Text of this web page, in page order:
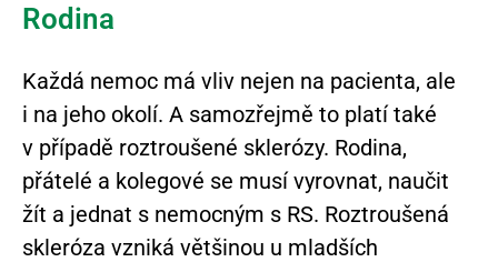
Rodina
Každá nemoc má vliv nejen na pacienta, ale
i na jeho okolí. A samozřejmě to platí také
v případě roztroušené sklerózy. Rodina,
přátelé a kolegové se musí vyrovnat, naučit
žít a jednat s nemocným s RS. Roztroušená
skleróza vzniká většinou u mladších